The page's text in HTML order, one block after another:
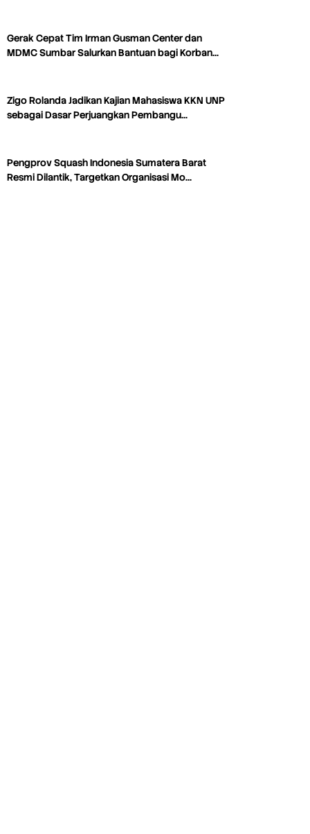
Gerak Cepat Tim Irman Gusman Center dan
MDMC Sumbar Salurkan Bantuan bagi Korban…
Zigo Rolanda Jadikan Kajian Mahasiswa KKN UNP
sebagai Dasar Perjuangkan Pembangu…
Pengprov Squash Indonesia Sumatera Barat
Resmi Dilantik, Targetkan Organisasi Mo…